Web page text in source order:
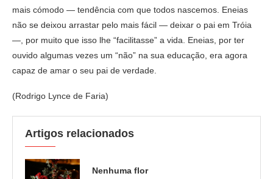
mais cómodo — tendência com que todos nascemos. Eneias
não se deixou arrastar pelo mais fácil — deixar o pai em Tróia
—, por muito que isso lhe “facilitasse” a vida. Eneias, por ter
ouvido algumas vezes um “não” na sua educação, era agora
capaz de amar o seu pai de verdade.
(Rodrigo Lynce de Faria)
Artigos relacionados
Nenhuma flor